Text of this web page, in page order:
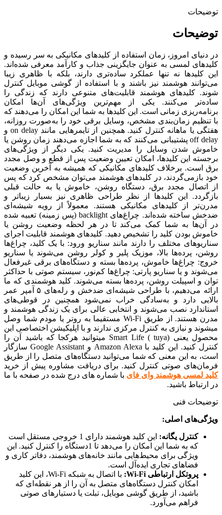
توضیحات
توضیحات
در دنیای امروز، زمان استفاده از کلیدهای مکانیکی به سر رسیده و
کلیدهای لمسی به‌ عنوان جایگزینی جذاب و کارآمد معرفی شده‌اند.
این کلیدها نه تنها عملکرد ساده‌تری دارند، بلکه با ظاهری زیبا
می‌توانند هوشمند نیز باشند و با استفاده از گوشی موبایل کنترل
شوند. کلیدهای هوشمند قابلیت‌های متنوعی دارند که زندگی را
ساده‌تر می‌کنند. یکی از مهم‌ترین ویژگی‌های آن‌ها امکان
برنامه‌ریزی زمانی است. این کلیدها به شما این امکان را می‌دهند که
با تنظیم زمان‌بندی مشخص، وسایل برقی خود را به‌صورت روزانه،
هفتگی یا ماهانه کنترل کنید. همچنین از تایمرهایی مانند on delay و
off delay پشتیبانی می‌کنند که به شما اجازه می‌دهند زمان روشن یا
خاموش شدن وسایل را مدیریت کنید. یکی دیگر از ویژگی‌های
برجسته این کلیدها، امکان تعیین وضعیت پس از قطع و وصل مجدد
برق است. برخلاف کلیدهای مکانیکی که همیشه به آخرین وضعیت
خود بازمی‌گردند، در کلیدهای هوشمند می‌توان مشخص کرد که پس
از اتصال مجدد برق، دستگاه روشن، خاموش یا به حالت قبلی
بازگردد. این کلیدها از نظر طراحی ظاهری نیز بسیار زیباتر و
مدرن‌تر از کلیدهای مکانیکی هستند. معمولاً از رویه شیشه‌ای
ضدخش ساخته شده‌اند. چراغ‌های backlight (پس زمینه) تعبیه‌ شده
در آن‌ها به شما کمک می‌کند تا در هر لحظه وضعیت روشن یا
خاموش بودن کلید را تشخیص دهید. کلیدهای هوشمند قابلیت اجرای
سناریوهای مختلف را دارند مانند سناریو ورود: با یک کلید، چراغ‌ها
روشن، پرده‌ها بالا، موزیک پلیر و کولر روشن می‌شوند یا سناریو
خروج: چراغ‌ها خاموش، پرده‌ها بسته و دستگاه‌های برقی غیرفعال
می‌شوند و یا سناریو پارتی: چراغ‌ها کم‌نور، سیستم صوتی با حداکثر
توان و اسپیلت روشن، پرده‌ها بسته می‌شوند. کلید هوشمندی که ما
ارائه می‌دهیم، با طراحی شیشه‌ای ضدخش و رله‌های ۵ آمپر عمر
بالایی دارد و به‌سادگی خراب نمی‌شود همچنین در قوطی‌های
استاندارد نصب می‌شوند و انتخابی عالی برای یک زندگی هوشمند و
مدرن هستند. از طریق Wi-Fi مستقیما به روتر یا مودم شما وصل
میشوند و نیازی به کنترل مرکزی ندارند و با اپلیکیشن اختصاصی این
محصول یعنی Smart Life ( tuya) میتوانید هرکجا که باشید آن را
کنترل کنید. این کلید با Amazon Alexa و Google Assistant سازگار
است، به این معنی که شما می‌توانید دستگاه‌های متصل را از طریق
فرمان‌های صوتی کنترل کنید. برای دریافت مشاوره پیش از خرید
کلید لمسی هوشمند وای فای با شماره های درج شده در صفحه با ما
در ارتباط باشید.
توضیحات فنی
ویژگی‌های اصلی:
کنترل یگانه:
این کلید هوشمند دارای 1 خروجی مستقل است
که به شما این امکان را می‌دهد تا 1دستگاه را کنترل کنید. این
ویژگی برای محیط‌هایی مانند خانه‌های هوشمند، دفاتر کاری و
فضاهای تجاری ایده‌آل است.
پروتکل ارتباطی Wi-Fi:
با اتصال به شبکه Wi-Fi، این کلید
امکان کنترل دستگاه‌های متصل به آن را از هر نقطه‌ای که
باشید، از طریق گوشی موبایل، تبلت یا دستیارهای صوتی
فراهم می‌آورد.